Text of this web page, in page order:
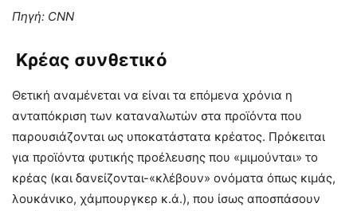
Πηγή: CNN
Κρέας συνθετικό
Θετική αναμένεται να είναι τα επόμενα χρόνια η
ανταπόκριση των καταναλωτών στα προϊόντα που
παρουσιάζονται ως υποκατάστατα κρέατος. Πρόκειται
για προϊόντα φυτικής προέλευσης που «μιμούνται» το
κρέας (και δανείζονται-«κλέβουν» ονόματα όπως κιμάς,
λουκάνικο, χάμπουργκερ κ.ά.), που ίσως αποσπάσουν